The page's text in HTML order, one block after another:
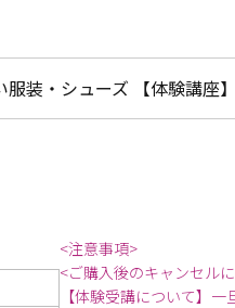
装・シューズ 【体験講座
<注意事項>
<ご購入後のキャンセル
【体験受講について】